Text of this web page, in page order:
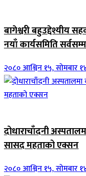
बागेश्वरी बहुउद्देश्यीय
नयाँ कार्यसमिति
२०८० आश्विन १५, सोमबार
दोधाराचाँदनी
सासद महताको एक्सन
२०८० आश्विन १५, सोमबार